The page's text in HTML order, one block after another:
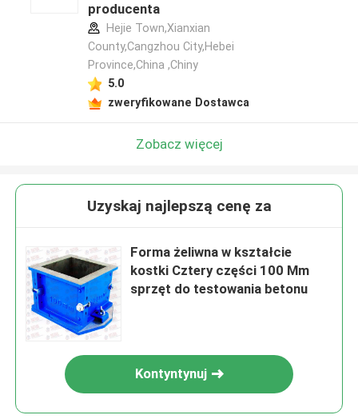
producenta
Hejie Town,Xianxian
County,Cangzhou City,Hebei
Province,China ,Chiny
5.0
zweryfikowane Dostawca
Zobacz więcej
Uzyskaj najlepszą cenę za
Forma żeliwna w kształcie
kostki Cztery części 100 Mm
sprzęt do testowania betonu
Kontyntynuj